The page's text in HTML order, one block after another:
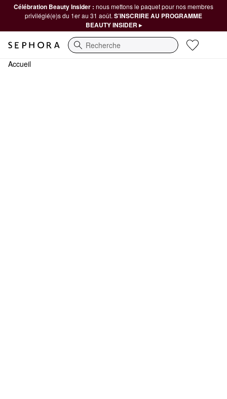
Célébration Beauty Insider : nous mettons le paquet pour nos membres
privilégié(e)s du 1er au 31 août. S’INSCRIRE AU PROGRAMME
BEAUTY INSIDER ▸
Recherche
Accueil